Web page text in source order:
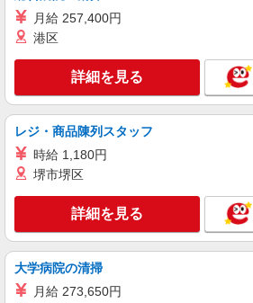
月給 257,400円
港区
詳細を見る
レジ・商品陳列スタッフ
時給 1,180円
堺市堺区
詳細を見る
大学病院の清掃
月給 273,650円